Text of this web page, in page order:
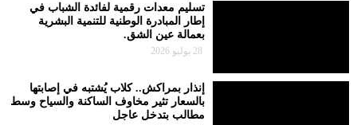
تسليم معدات رقمية لفائدة الشباب في
إطار المبادرة الوطنية للتنمية البشرية
بعمالة عين الشق.
28 يوليو 2026
إنذار بمراكش.. كلاب يُشتبه في إصابتها
بالسعار تثير مخاوف الساكنة والسياح وسط
مطالب بتدخل عاجل